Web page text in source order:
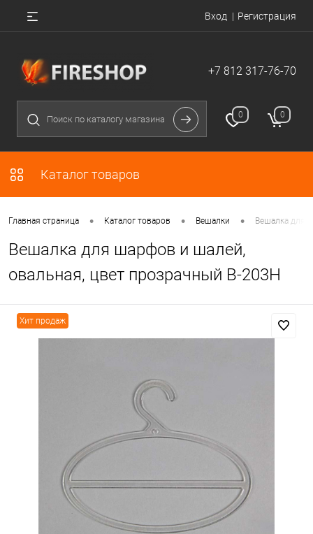
Вход Регистрация
+7 812 317-76-70
0 0
Каталог товаров
Главная страница • Каталог товаров • Вешалки • Вешалка для
Вешалка для шарфов и шалей,
овальная, цвет прозрачный В-203Н
Хит продаж